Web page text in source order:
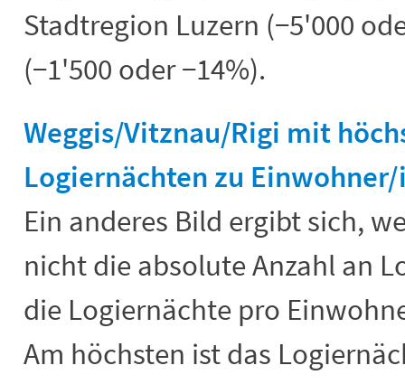
Stadtregion Luzern (−5'000
(−1'500 oder −14%).
Weggis/Vitznau/Rigi mit
Logiernächten zu
Ein anderes Bild ergibt sich,
nicht die absolute Anzahl an
die Logiernächte pro
Am höchsten ist das